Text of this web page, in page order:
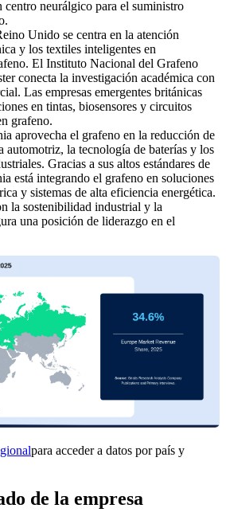
centro neurálgico para el suministro
Unido se centra en la atención
y los textiles inteligentes en
El Instituto Nacional del Grafeno
conecta la investigación académica con
Las empresas emergentes británicas
en tintas, biosensores y circuitos
grafeno.
aprovecha el grafeno en la reducción de
automotriz, la tecnología de baterías y los
Gracias a sus altos estándares de
está integrando el grafeno en soluciones
y sistemas de alta eficiencia energética.
la sostenibilidad industrial y la
una posición de liderazgo en el
para acceder a datos por país y
de la empresa